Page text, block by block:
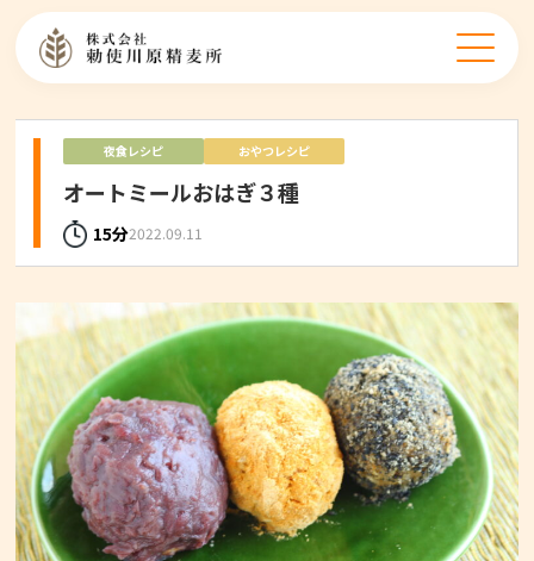
夜食レシピ おやつレシピ
オートミールおはぎ３種
15分2022.09.11